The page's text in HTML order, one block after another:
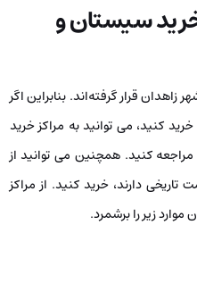
سیستان و
قرار گرفته‌اند. بنابراین اگر
کنید، می ‌توانید به مراکز خرید
کنید. همچنین می توانید از
دارند، خرید کنید. از مراکز
زیر را برشمرد.